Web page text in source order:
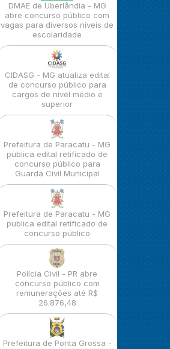
DMAE de Uberlândia - MG
abre concurso público com
vagas para diversos níveis de
escolaridade
CIDASG - MG atualiza edital
de concurso público para
cargos de nível médio e
superior
Prefeitura de Paracatu - MG
publica edital retificado de
concurso público para
Guarda Civil Municipal
Prefeitura de Paracatu - MG
publica edital retificado de
concurso público
Polícia Civil - PR abre
concurso público com
remunerações até R$
26.876,48
Prefeitura de Ponta Grossa -